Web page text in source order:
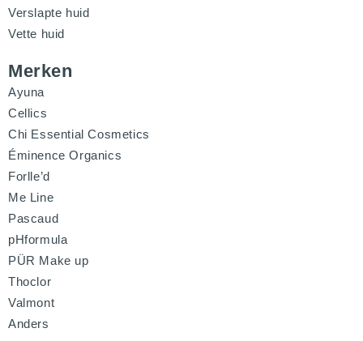
Verslapte huid
Vette huid
Merken
Ayuna
Cellics
Chi Essential Cosmetics
Éminence Organics
Forlle’d
Me Line
Pascaud
pHformula
PÜR Make up
Thoclor
Valmont
Anders